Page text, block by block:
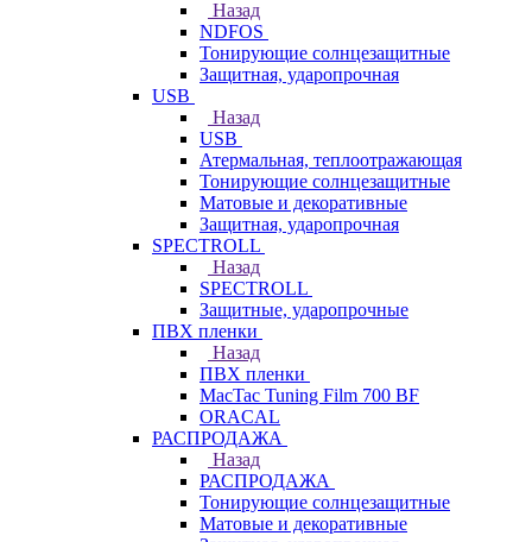
Назад
NDFOS
Тонирующие солнцезащитные
Защитная, ударопрочная
USB
Назад
USB
Атермальная, теплоотражающая
Тонирующие солнцезащитные
Матовые и декоративные
Защитная, ударопрочная
SPECTROLL
Назад
SPECTROLL
Защитные, ударопрочные
ПВХ пленки
Назад
ПВХ пленки
MacTac Tuning Film 700 BF
ORACAL
РАСПРОДАЖА
Назад
РАСПРОДАЖА
Тонирующие солнцезащитные
Матовые и декоративные